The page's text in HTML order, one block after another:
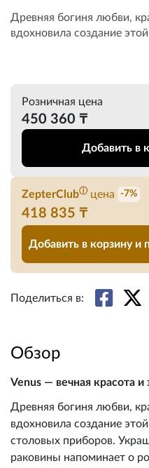
Древняя богиня любви,
вдохновила создание
Розничная цена
450 360 ₸
Добавить в
ZepterClubⓘ цена -7%
418 835 ₸
Добавить в корзину и
Поделиться в:
Обзор
Venus — вечная красота и
Древняя богиня любви,
вдохновила создание
столовых приборов.
раковины напоминает о